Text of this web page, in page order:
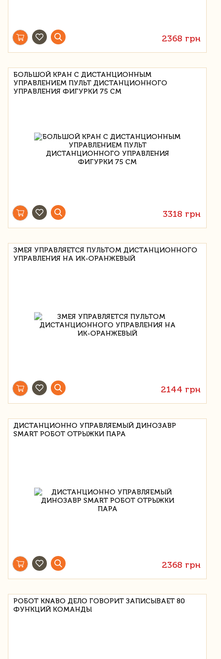
2368 грн
БОЛЬШОЙ КРАН С ДИСТАНЦИОННЫМ
УПРАВЛЕНИЕМ ПУЛЬТ ДИСТАНЦИОННОГО
УПРАВЛЕНИЯ ФИГУРКИ 75 СМ
3318 грн
ЗМЕЯ УПРАВЛЯЕТСЯ ПУЛЬТОМ ДИСТАНЦИОННОГО
УПРАВЛЕНИЯ НА ИК-ОРАНЖЕВЫЙ
2144 грн
ДИСТАНЦИОННО УПРАВЛЯЕМЫЙ ДИНОЗАВР
SMART РОБОТ ОТРЫЖКИ ПАРА
2368 грн
РОБОТ KNABO ДЕЛО ГОВОРИТ ЗАПИСЫВАЕТ 80
ФУНКЦИЙ КОМАНДЫ